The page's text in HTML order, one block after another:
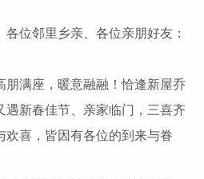
位邻里乡亲、各位亲朋好友：
满座，暖意融融！恰逢新屋乔
遇新春佳节、亲家临门，三喜齐
欢喜，皆因有各位的到来与眷